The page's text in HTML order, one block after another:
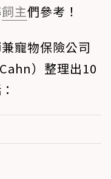
飼主們參考！
寵物保險公司
）整理出10